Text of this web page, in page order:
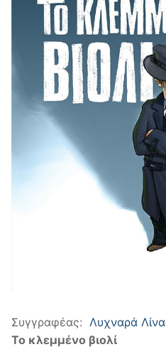
Συγγραφέας: Λυχναρά Λίνα
Το κλεμμένο βιολί